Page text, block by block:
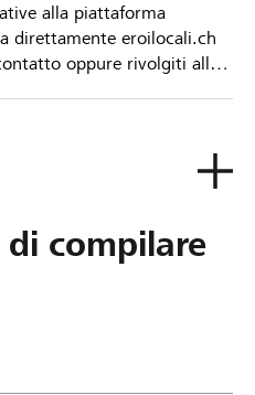
alla piattaforma
direttamente eroilocali.ch
oppure rivolgiti alla
compilare